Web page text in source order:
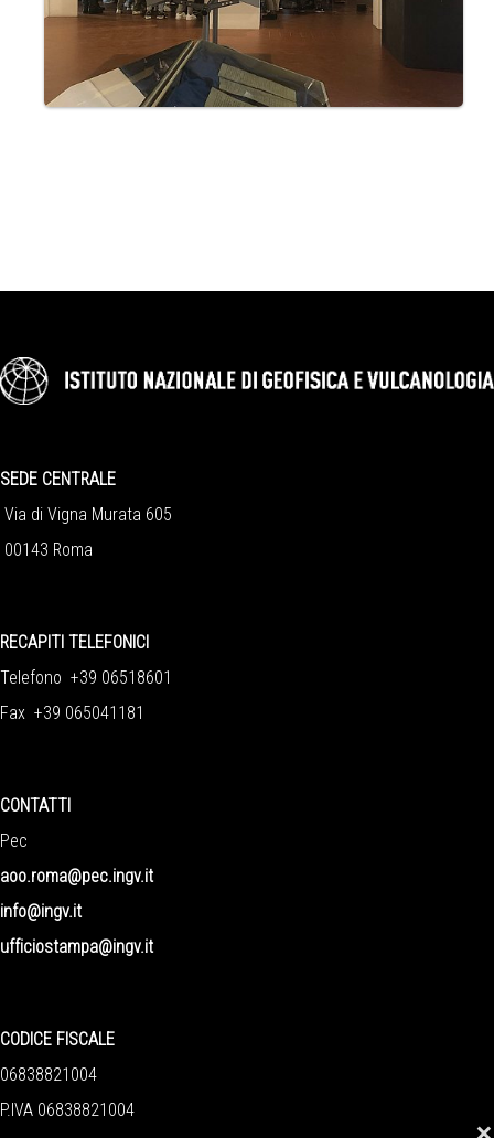
SEDE CENTRALE
Via di Vigna Murata 605
00143 Roma
RECAPITI TELEFONICI
Telefono +39 06518601
Fax +39 065041181
CONTATTI
Pec
aoo.roma@pec.ingv.it
info@ingv.it
ufficiostampa@ingv.it
CODICE FISCALE
06838821004
P.IVA 06838821004